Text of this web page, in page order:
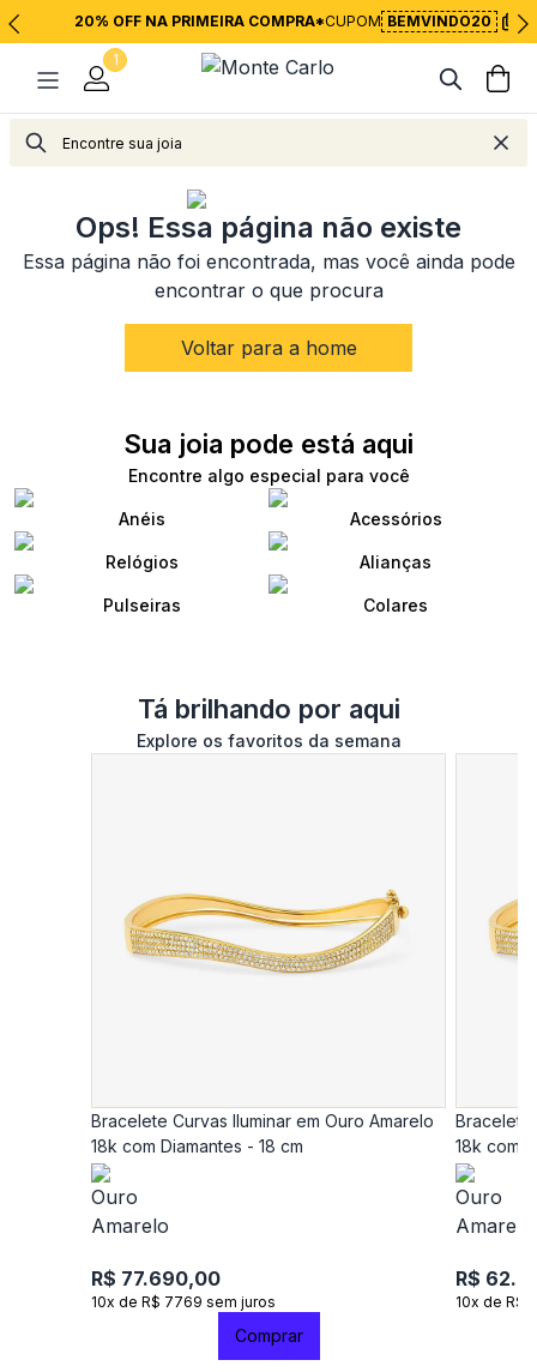
20% OFF NA PRIMEIRA COMPRA*CUPOM BEMVINDO20
1
<Voltar para página inicial
Ops! Essa página não existe
Essa página não foi encontrada, mas você ainda pode
encontrar o que procura
Voltar para a home
Sua joia pode está aqui
Encontre algo especial para você
Anéis Acessórios
Relógios Alianças
Pulseiras Colares
Tá brilhando por aqui
Explore os favoritos da semana
Bracelete Curvas Iluminar em Ouro Amarelo
18k com Diamantes - 18 cm
R$ 77.690,00
10x de R$ 7769 sem juros
Bracelete
18k com
R$
10x de R$
Comprar